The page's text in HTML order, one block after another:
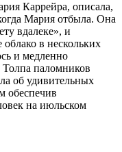
Каррейра, описала,
Мария отбыла. Она
вдалеке», и
в нескольких
и медленно
Толпа паломников
об удивительных
обеспечив
на июльском